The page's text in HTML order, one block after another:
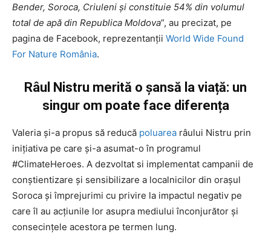
Bender, Soroca, Criuleni și constituie 54% din volumul
total de apă din Republica Moldova”, au precizat, pe
pagina de Facebook, reprezentanții World Wide Found
For Nature România.
Râul Nistru merită o șansă la viață: un
singur om poate face diferența
Valeria și-a propus să reducă poluarea râului Nistru prin
inițiativa pe care și-a asumat-o în programul
#ClimateHeroes. A dezvoltat si implementat campanii de
conștientizare și sensibilizare a localnicilor din orașul
Soroca și împrejurimi cu privire la impactul negativ pe
care îl au acțiunile lor asupra mediului înconjurător și
consecințele acestora pe termen lung.